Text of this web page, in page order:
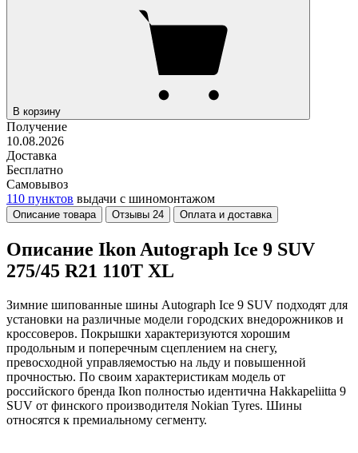
В корзину
Получение
10.08.2026
Доставка
Бесплатно
Самовывоз
110 пунктов выдачи с шиномонтажом
Описание товара Отзывы 24 Оплата и доставка
Описание Ikon Autograph Ice 9 SUV
275/45 R21 110T XL
Зимние шипованные шины Autograph Ice 9 SUV подходят для
установки на различные модели городских внедорожников и
кроссоверов. Покрышки характеризуются хорошим
продольным и поперечным сцеплением на снегу,
превосходной управляемостью на льду и повышенной
прочностью. По своим характеристикам модель от
российского бренда Ikon полностью идентична Hakkapeliitta 9
SUV от финского производителя Nokian Tyres. Шины
относятся к премиальному сегменту.